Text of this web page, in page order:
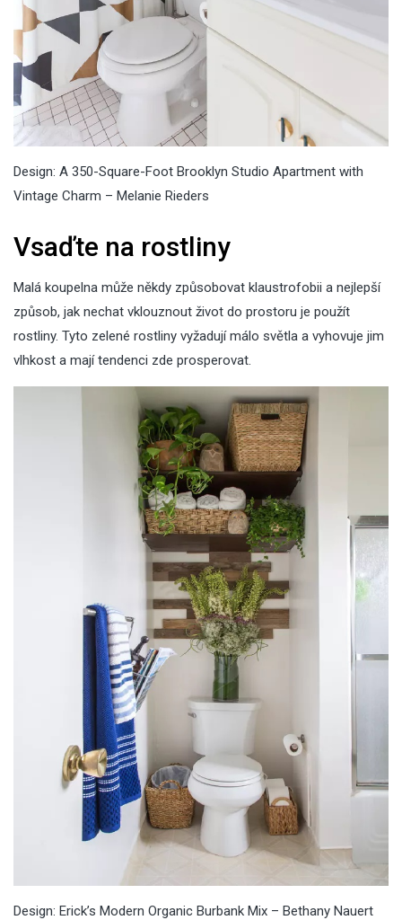
Design: A 350-Square-Foot Brooklyn Studio Apartment with
Vintage Charm – Melanie Rieders
Vsaďte na rostliny
Malá koupelna může někdy způsobovat klaustrofobii a nejlepší
způsob, jak nechat vklouznout život do prostoru je použít
rostliny. Tyto zelené rostliny vyžadují málo světla a vyhovuje jim
vlhkost a mají tendenci zde prosperovat.
Design: Erick’s Modern Organic Burbank Mix – Bethany Nauert